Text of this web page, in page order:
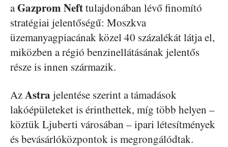
aGazprom Nefttulajdonában lévő finomító
stratégiai jelentőségű: Moszkva
üzemanyagpiacának közel 40 százalékát látja el,
miközben a régió benzinellátásának jelentős
része is innen származik.
AzAstra jelentése szerint a támadások
lakóépületeket is érinthettek, míg több helyen –
köztük Ljuberti városában – ipari létesítmények
és bevásárlóközpontok is megrongálódtak.